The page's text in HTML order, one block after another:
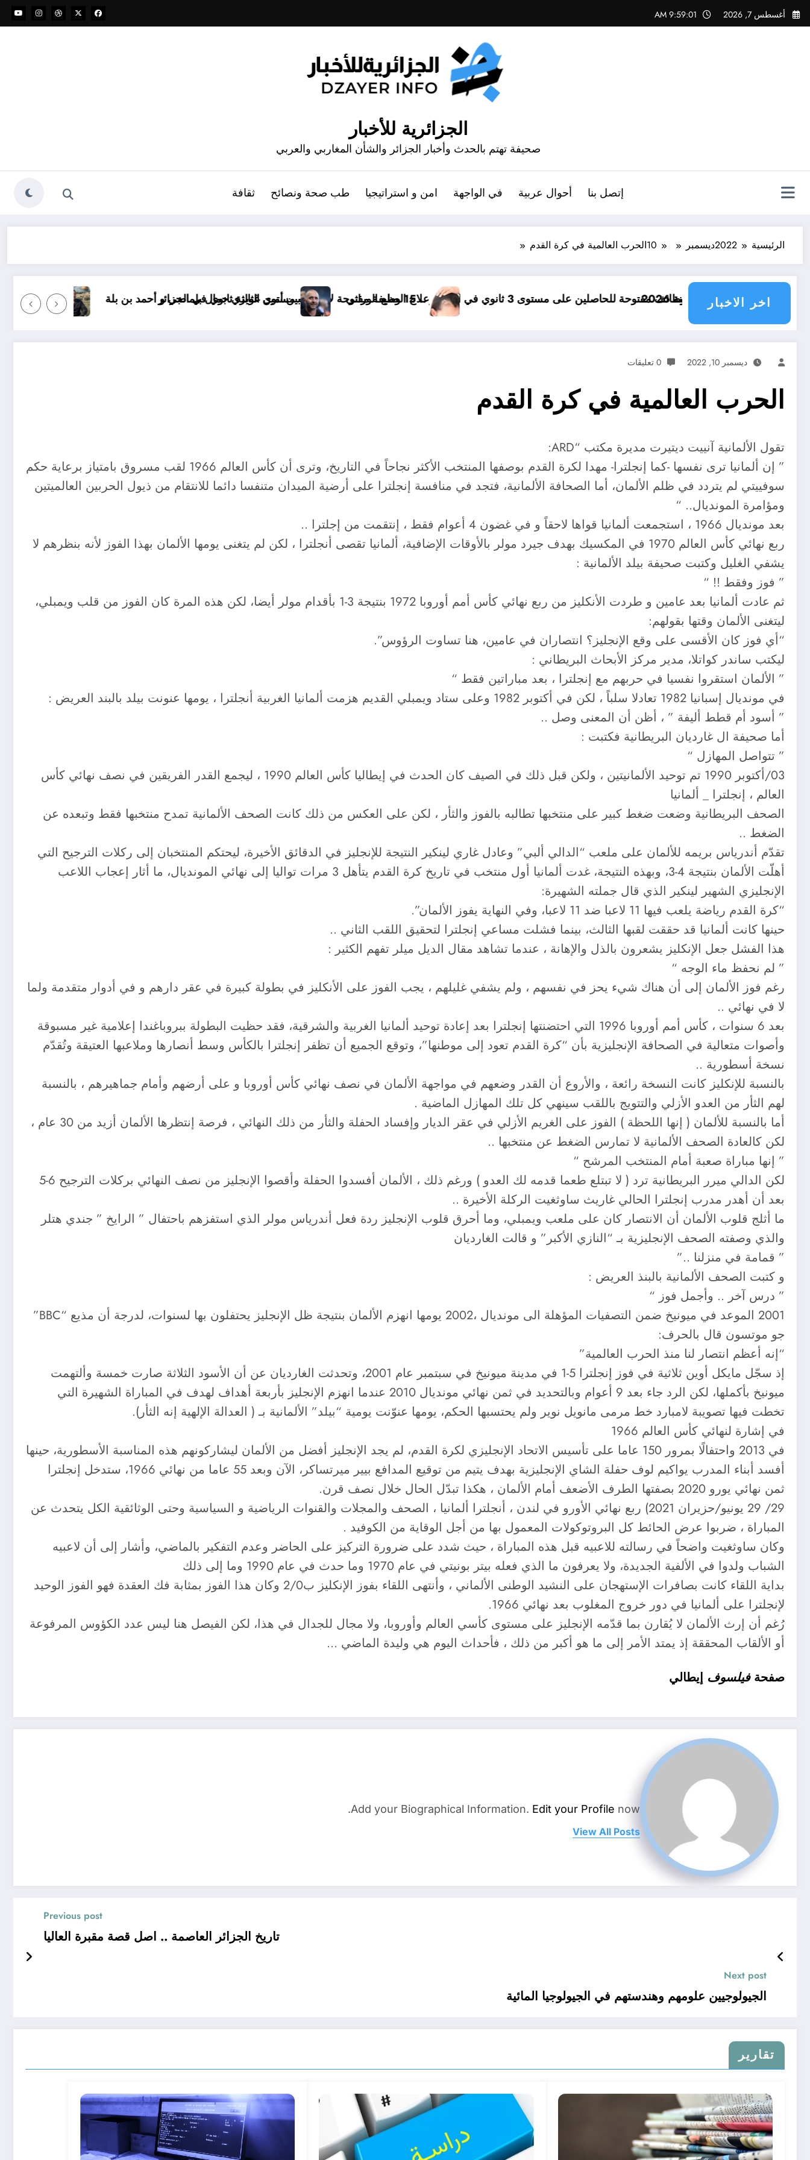
التجاوز
إلى
أغسطس 7, 2026 9:59:02 AM
الجزائرية للأخبار
صحيفة تهتم بالحدث وأخبار الجزائر والشأن المغاربي والعربي
إتصل بنا أحوال عربية في الواجهة امن و استراتيجيا طب صحة ونصائح ثقافة
الرئيسية 2022ديسمبر 10الحرب العالمية في كرة القدم
اخر الاخبار
وظائف مفتوحة للحاصلين على مستوى 3 ثانوي في الجزائر .. 15 وظيفة مفتوحة لاحصاب مستوى الثالثة ثانوي في الجزائر علاج الصلع الوراثي بين أمين غويري جمال بلماضي و أحمد بن بلة نظريات الجنرال محمد الضيف
ديسمبر 10, 2022 0 تعليقات
الحرب العالمية في كرة القدم
تقول الألمانية آنييت ديتيرت مديرة مكتب “ARD:
” إن ألمانيا ترى نفسها -كما إنجلترا- مهدا لكرة القدم بوصفها المنتخب الأكثر نجاحاً في التاريخ، وترى أن كأس العالم 1966 لقب مسروق بامتياز برعاية حكم
سوفييتي لم يتردد في ظلم الألمان، أما الصحافة الألمانية، فتجد في منافسة إنجلترا على أرضية الميدان متنفسا دائما للانتقام من ذيول الحربين العالميتين
ومؤامرة المونديال.. “
بعد مونديال 1966 ، استجمعت ألمانيا قواها لاحقاً و في غضون 4 أعوام فقط ، إنتقمت من إجلترا ..
ربع نهائي كأس العالم 1970 في المكسيك بهدف جيرد مولر بالأوقات الإضافية، ألمانيا تقصى أنجلترا ، لكن لم يتغنى يومها الألمان بهذا الفوز لأنه بنظرهم لا
يشفي الغليل وكتبت صحيفة بيلد الألمانية :
” فوز وفقط !! “
ثم عادت ألمانيا بعد عامين و طردت الأنكليز من ربع نهائي كأس أمم أوروبا 1972 بنتيجة 3-1 بأقدام مولر أيضا، لكن هذه المرة كان الفوز من قلب ويمبلي،
ليتغنى الألمان وقتها بقولهم:
“أي فوز كان الأقسى على وقع الإنجليز؟ انتصاران في عامين، هنا تساوت الرؤوس”.
ليكتب ساندر كواتلا، مدير مركز الأبحاث البريطاني :
” الألمان استقروا نفسيا في حربهم مع إنجلترا ، بعد مباراتين فقط “
في مونديال إسبانيا 1982 تعادلا سلباً ، لكن في أكتوبر 1982 وعلى ستاد ويمبلي القديم هزمت ألمانيا الغربية أنجلترا ، يومها عنونت بيلد بالبند العريض :
” أسود أم قطط أليفة ” ، أظن أن المعنى وصل ..
أما صحيفة ال غارديان البريطانية فكتبت :
” تتواصل المهازل “
03/أكتوبر 1990 تم توحيد الألمانيتين ، ولكن قبل ذلك في الصيف كان الحدث في إيطاليا كأس العالم 1990 ، ليجمع القدر الفريقين في نصف نهائي كأس
العالم ، إنجلترا _ ألمانيا
الصحف البريطانية وضعت ضغط كبير على منتخبها تطالبه بالفوز والثأر ، لكن على العكس من ذلك كانت الصحف الألمانية تمدح منتخبها فقط وتبعده عن
الضغط ..
تقدّم أندرياس بريمه للألمان على ملعب “الدالي ألبي” وعادل غاري لينكير النتيجة للإنجليز في الدقائق الأخيرة، ليحتكم المنتخبان إلى ركلات الترجيح التي
أهلّت الألمان بنتيجة 4-3، وبهذه النتيجة، غدت ألمانيا أول منتخب في تاريخ كرة القدم يتأهل 3 مرات تواليا إلى نهائي المونديال، ما أثار إعجاب اللاعب
الإنجليزي الشهير لينكير الذي قال جملته الشهيرة:
“كرة القدم رياضة يلعب فيها 11 لاعبا ضد 11 لاعبا، وفي النهاية يفوز الألمان”.
حينها كانت ألمانيا قد حققت لقبها الثالث، بينما فشلت مساعي إنجلترا لتحقيق اللقب الثاني ..
هذا الفشل جعل الإنكليز يشعرون بالذل والإهانة ، عندما تشاهد مقال الديل ميلر تفهم الكثير :
” لم نحفظ ماء الوجه “
رغم فوز الألمان إلى أن هناك شيء يحز في نفسهم ، ولم يشفي غليلهم ، يجب الفوز على الأنكليز في بطولة كبيرة في عقر دارهم و في أدوار متقدمة ولما
لا في نهائي ..
بعد 6 سنوات ، كأس أمم أوروبا 1996 التي احتضنتها إنجلترا بعد إعادة توحيد ألمانيا الغربية والشرقية، فقد حظيت البطولة ببروباغندا إعلامية غير مسبوقة
وأصوات متعالية في الصحافة الإنجليزية بأن “كرة القدم تعود إلى موطنها”، وتوقع الجميع أن تظفر إنجلترا بالكأس وسط أنصارها وملاعبها العتيقة وتُقدّم
نسخة أسطورية ..
بالنسبة للإنكليز كانت النسخة رائعة ، والأروع أن القدر وضعهم في مواجهة الألمان في نصف نهائي كأس أوروبا و على أرضهم وأمام جماهيرهم ، بالنسبة
لهم الثأر من العدو الأزلي والتتويج باللقب سينهي كل تلك المهازل الماضية .
أما بالنسبة للألمان ( إنها اللحظة ) الفوز على الغريم الأزلي في عقر الديار وإفساد الحفلة والثأر من ذلك النهائي ، فرصة إنتظرها الألمان أزيد من 30 عام ،
لكن كالعادة الصحف الألمانية لا تمارس الضغط عن منتخبها ..
” إنها مباراة صعبة أمام المنتخب المرشح “
لكن الدالي ميرر البريطانية ترد ( لا تبتلع طعما قدمه لك العدو ) ورغم ذلك ، الألمان أفسدوا الحفلة وأقصوا الإنجليز من نصف النهائي بركلات الترجيح 6-5
بعد أن أهدر مدرب إنجلترا الحالي غاريث ساوثغيت الركلة الأخيرة ..
ما أثلج قلوب الألمان أن الانتصار كان على ملعب ويمبلي، وما أحرق قلوب الإنجليز ردة فعل أندرياس مولر الذي استفزهم باحتفال ” الرايخ ” جندي هتلر
والذي وصفته الصحف الإنجليزية بـ “النازي الأكبر” و قالت الغارديان
” قمامة في منزلنا ..”
و كتبت الصحف الألمانية بالبنذ العريض :
” درس آخر .. وأجمل فوز “
2001 الموعد في ميونيخ ضمن التصفيات المؤهلة الى مونديال ،2002 يومها انهزم الألمان بنتيجة ظل الإنجليز يحتفلون بها لسنوات، لدرجة أن مذيع “BBC”
جو موتسون قال بالحرف:
“إنه أعظم انتصار لنا منذ الحرب العالمية”
إذ سجّل مايكل أوين ثلاثية في فوز إنجلترا 5-1 في مدينة ميونيخ في سبتمبر عام 2001، وتحدثت الغارديان عن أن الأسود الثلاثة صارت خمسة وألتهمت
ميونيخ بأكملها، لكن الرد جاء بعد 9 أعوام وبالتحديد في ثمن نهائي مونديال 2010 عندما انهزم الإنجليز بأربعة أهداف لهدف في المباراة الشهيرة التي
تخطت فيها تصويبة لامبارد خط مرمى مانويل نوير ولم يحتسبها الحكم، يومها عنوّنت يومية “بيلد” الألمانية بـ ( العدالة الإلهية إنه الثأر).
في إشارة لنهائي كأس العالم 1966
في 2013 واحتفالًا بمرور 150 عاما على تأسيس الاتحاد الإنجليزي لكرة القدم، لم يجد الإنجليز أفضل من الألمان ليشاركونهم هذه المناسبة الأسطورية، حينها
أفسد أبناء المدرب يواكيم لوف حفلة الشاي الإنجليزية بهدف يتيم من توقيع المدافع بيير ميرتساكر، الآن وبعد 55 عاما من نهائي 1966، ستدخل إنجلترا
ثمن نهائي يورو 2020 بصفتها الطرف الأضعف أمام الألمان ، هكذا تبدّل الحال خلال نصف قرن.
29/ 29 يونيو/حزيران 2021) ربع نهائي الأورو في لندن ، أنجلترا ألمانيا ، الصحف والمجلات والقنوات الرياضية و السياسية وحتى الوثائقية الكل يتحدث عن
المباراة ، ضربوا عرض الحائط كل البروتوكولات المعمول بها من أجل الوقاية من الكوفيد .
وكان ساوثغيت واضحاً في رسالته للاعبيه قبل هذه المباراة ، حيث شدد على ضرورة التركيز على الحاضر وعدم التفكير بالماضي، وأشار إلى أن لاعبيه
الشباب ولدوا في الألفية الجديدة، ولا يعرفون ما الذي فعله بيتر بونيتي في عام 1970 وما حدث في عام 1990 وما إلى ذلك
بداية اللقاء كانت بصافرات الإستهجان على النشيد الوطنى الألماني ، وأنتهى اللقاء بفوز الإنكليز ب2/0 وكان هذا الفوز بمثابة فك العقدة فهو الفوز الوحيد
لإنجلترا على ألمانيا في دور خروج المغلوب بعد نهائي 1966.
رُغم أن إرث الألمان لا يُقارن بما قدّمه الإنجليز على مستوى كأسي العالم وأوروبا، ولا مجال للجدال في هذا، لكن الفيصل هنا ليس عدد الكؤوس المرفوعة
أو الألقاب المحققة إذ يمتد الأمر إلى ما هو أكبر من ذلك ، فأحداث اليوم هي وليدة الماضي …
صفحةفيلسوف إيطالي
Add your Biographical Information. Edit your Profile now.
View All Posts
Previous post
تاريخ الجزائر العاصمة .. اصل قصة مقبرة العاليا
Next post
الجيولوجيين علومهم وهندستهم في الجيولوجيا المائية
تقارير